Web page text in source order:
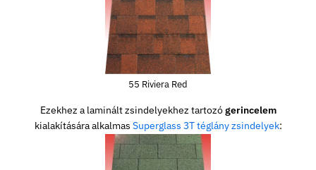
55 Riviera Red
Ezekhez a laminált zsindelyekhez tartozógerincelem
kialakítására alkalmas Superglass 3T téglány zsindelyek: